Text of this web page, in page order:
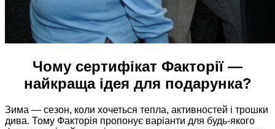
Чому сертифікат Факторії —
найкраща ідея для подарунка?
Зима — сезон, коли хочеться тепла, активностей і трошки
дива. Тому Факторія пропонує варіанти для будь-якого